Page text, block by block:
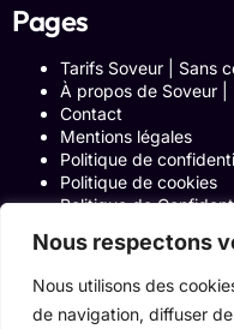
Nous respectons
Nous utilisons des
de navigation, diffuser
Pages
Tarifs Soveur | Sans
À propos de Soveur |
Contact
Mentions légales
Politique de
Politique de cookies
Politique de
Blog
Programme Affiliation
Conditions générales